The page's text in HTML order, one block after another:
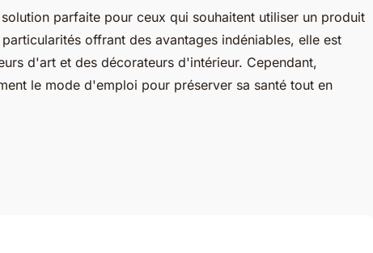
parfaite pour ceux qui souhaitent utiliser un produit
offrant des avantages indéniables, elle est
d'art et des décorateurs d'intérieur. Cependant,
le mode d'emploi pour préserver sa santé tout en